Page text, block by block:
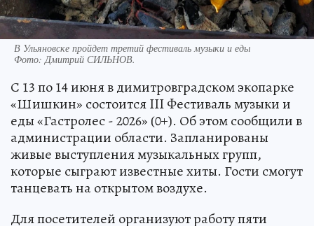
В Ульяновске пройдет третий фестиваль музыки и еды
Фото:Дмитрий СИЛЬНОВ.
С 13 по 14 июня в димитровградском экопарке
«Шишкин» состоится III Фестиваль музыки и
еды «Гастролес - 2026» (0+). Об этом сообщили в
администрации области. Запланированы
живые выступления музыкальных групп,
которые сыграют известные хиты. Гости смогут
танцевать на открытом воздухе.
Для посетителей организуют работу пяти